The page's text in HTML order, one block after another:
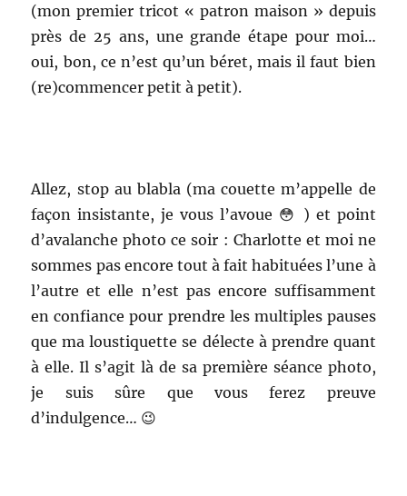
(mon premier tricot « patron maison » depuis
près de 25 ans, une grande étape pour moi…
oui, bon, ce n’est qu’un béret, mais il faut bien
(re)commencer petit à petit).
Allez, stop au blabla (ma couette m’appelle de
façon insistante, je vous l’avoue 😳 ) et point
d’avalanche photo ce soir : Charlotte et moi ne
sommes pas encore tout à fait habituées l’une à
l’autre et elle n’est pas encore suffisamment
en confiance pour prendre les multiples pauses
que ma loustiquette se délecte à prendre quant
à elle. Il s’agit là de sa première séance photo,
je suis sûre que vous ferez preuve
d’indulgence… 😉